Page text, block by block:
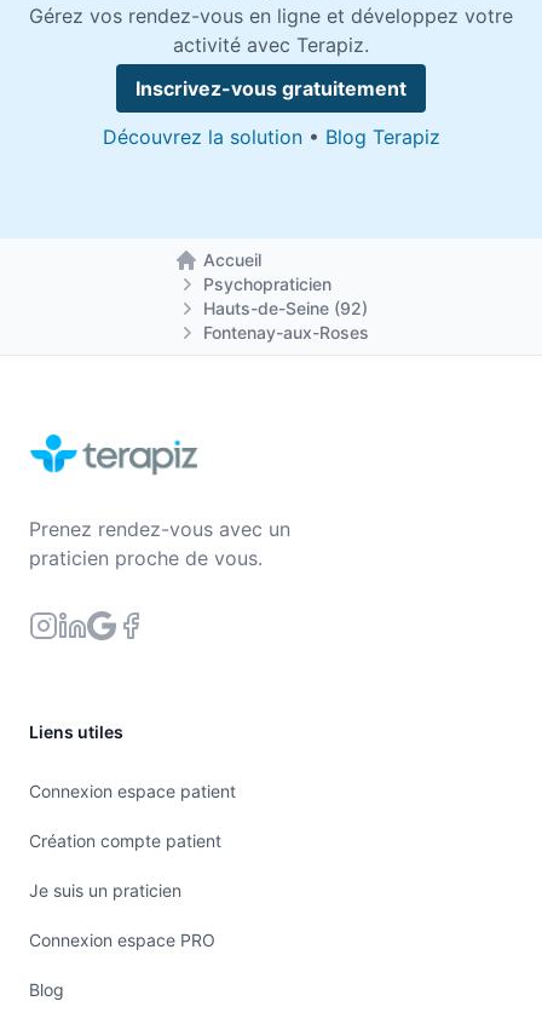
Gérez vos rendez-vous en ligne et développez votre
activité avec Terapiz.
Inscrivez-vous gratuitement
Découvrez la solution• Blog Terapiz
Accueil
Retour à la page d'accueil
Psychopraticien
Hauts-de-Seine (92)
Fontenay-aux-Roses
Prenez rendez-vous avec un
praticien proche de vous.
Liens utiles
Connexion espace patient
Création compte patient
Je suis un praticien
Connexion espace PRO
Blog